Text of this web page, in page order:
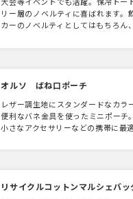
リー層のノベルティに喜ばれます。
カーのノベルティとしてはもちろん
扱いがございます。
オルソ ばね口ポーチ
レザー調生地にスタンダードなカラ
便利なバネ金具を使ったミニポーチ
小さなアクセサリーなどの携帯に最適
リサイクルコットンマルシェバッ